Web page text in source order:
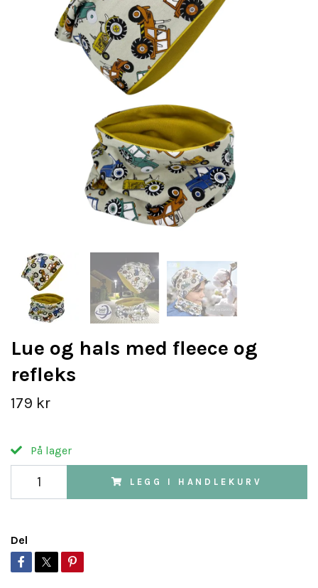
Lue og hals med fleece og
refleks
179 kr
På lager
LEGG I HANDLEKURV
Del